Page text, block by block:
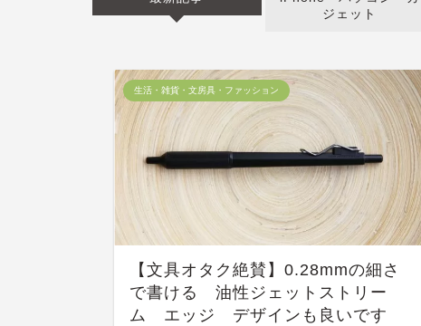
ジェット
生活・雑貨・文房具・ファッション
【文具オタク絶賛】0.28mmの細さ
で書ける 油性ジェットストリー
ム エッジ デザインも良いです